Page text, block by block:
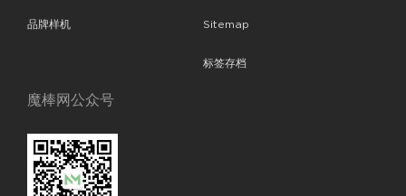
品牌样机 Sitemap
标签存档
魔棒网公众号